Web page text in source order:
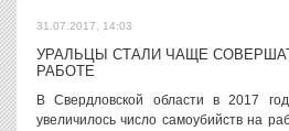
31.07.2017, 14:03
УРАЛЬЦЫ СТАЛИ ЧАЩЕ
РАБОТЕ
В Свердловской области в 2017
увеличилось число самоубийств на